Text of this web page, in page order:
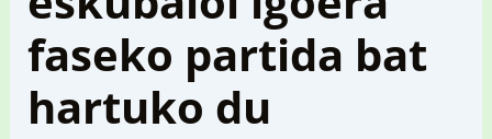
faseko partida bat
hartuko du